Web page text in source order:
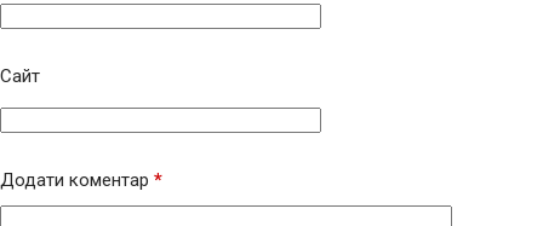
Сайт
Додати коментар *